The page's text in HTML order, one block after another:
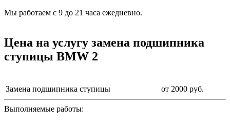
Мы работаем с 9 до 21 часа ежедневно.
Цена на услугу замена подшипника
ступицы BMW 2
Замена подшипника ступицы от 2000 руб.
Выполняемые работы: